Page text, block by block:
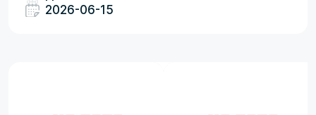
2026-06-15